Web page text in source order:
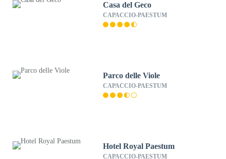
Casa del Geco
CAPACCIO-PAESTUM
Parco delle Viole
CAPACCIO-PAESTUM
Hotel Royal Paestum
CAPACCIO-PAESTUM